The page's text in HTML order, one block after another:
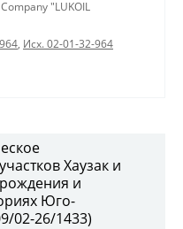
"LUKOIL
, Исх. 02-01-32-964
Хаузак и
и
Юго-
02-26/1433)